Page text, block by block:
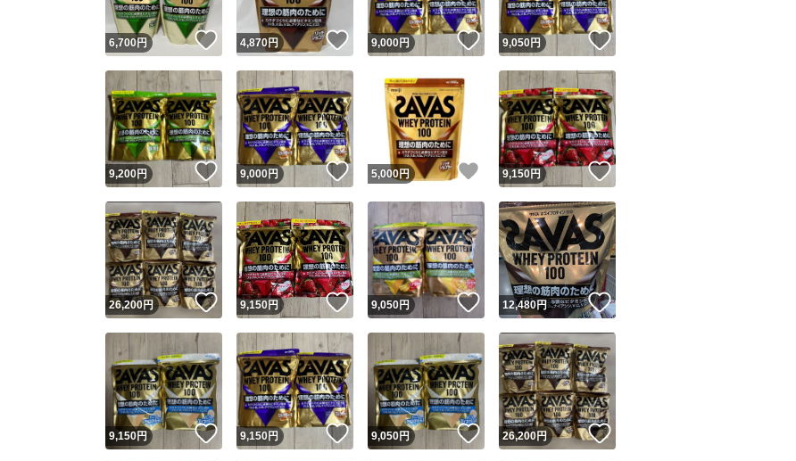
安心取引出品者 Yahoo!フリマの基準をクリアした安心・安全なユーザーです
取引実績
取引実績◯+ このユーザーはYahoo!フリマの取引を完了させた実績があり
他フリマ実績◯+ このユーザーは他フリマサービスでの取引実績があります
スピード&安心発送
※このバッジは実績に基づく表示であり、発送を保証しているものではありません
スピード＆安心発送
このユーザーは高頻度で24時間以内＆設定した発送日数内に
ます
スピード発送 このユーザーは高頻度で24時間以内に発送しています
安心発送 このユーザーは設定した発送日数内に発送しています
商品画像の 無断転載は禁止されています
コピーは1商品につき1回 です
出品ページへ
キャンセル
6,700円 いいね！
4,870円 いいね！
9,000円 いいね！
9,050円
9,200円 いいね！
9,000円 いいね！
5,000円 いいね！
9,150円 いいね！
26,200円 いいね！
9,150円 いいね！
9,050円 いいね！
12,480円 いいね！
9,150円 いいね！
9,150円 いいね！
9,050円 いいね！
26,200円